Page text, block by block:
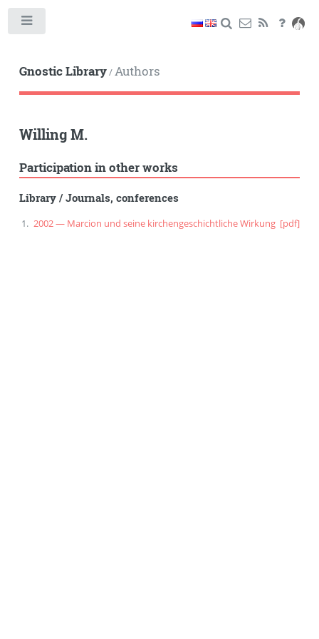
Gnostic Library/Authors
Willing M.
Participation in other works
Library/Journals, conferences
2002 — Marcion und seine kirchengeschichtliche Wirkung [pdf]